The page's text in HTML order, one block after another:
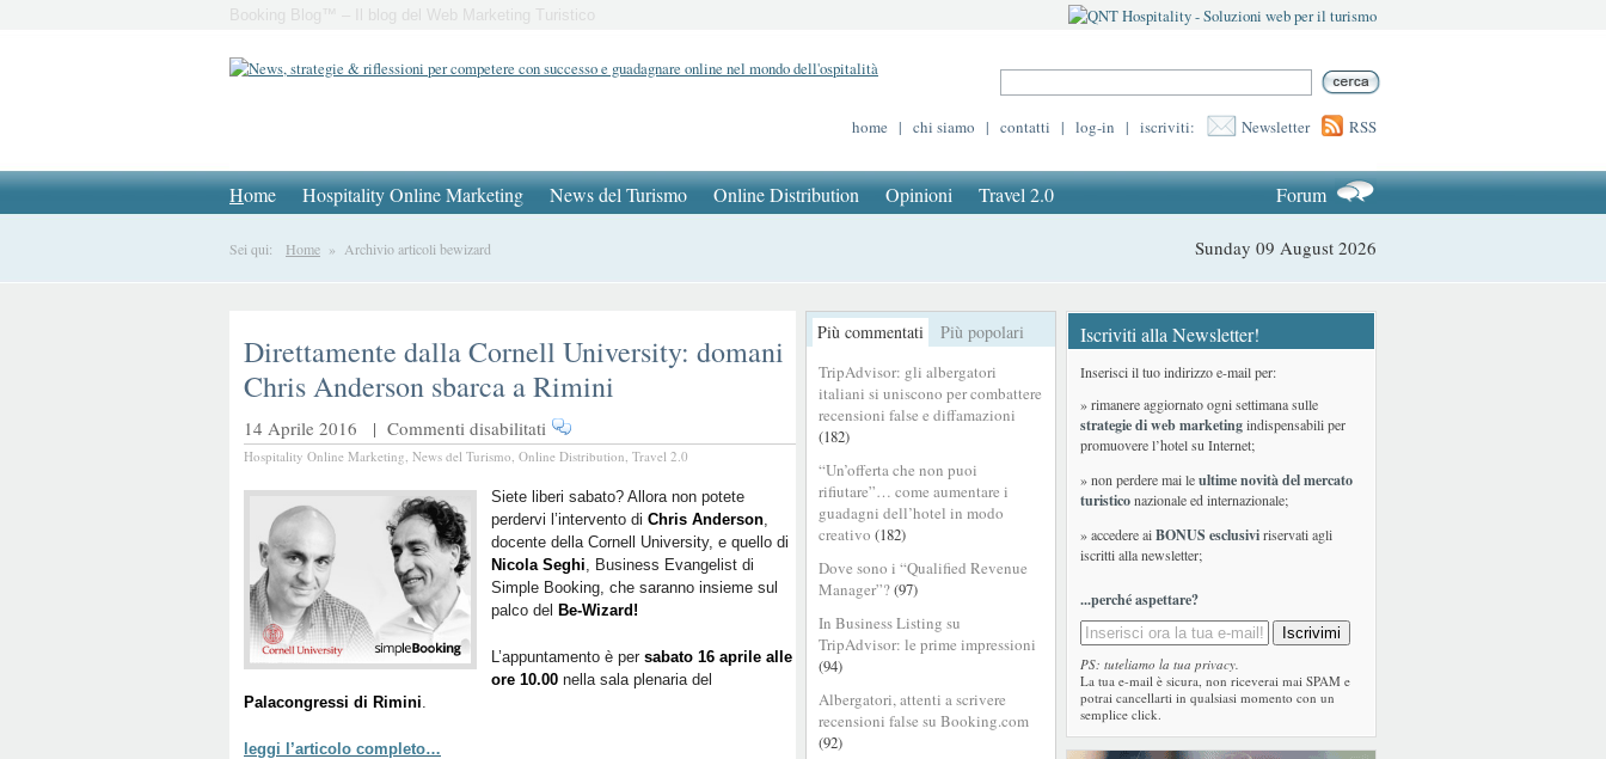
Booking Blog™ – Il blog del Web Marketing Turistico
home | chi siamo | contatti | log-in | iscriviti: Newsletter RSS
Home Hospitality Online Marketing News del Turismo Online Distribution Opinioni Travel 2.0 Forum
Sei qui: Home » Archivio articoli bewizard Sunday 09 August 2026
Più commentati Più popolari
TripAdvisor: gli albergatori
italiani si uniscono per combattere
recensioni false e diffamazioni
(182)
“Un’offerta che non puoi
rifiutare”… come aumentare i
guadagni dell’hotel in modo
creativo (182)
Dove sono i “Qualified Revenue
Manager”?(97)
In Business Listing su
TripAdvisor: le prime impressioni
(94)
Albergatori, attenti a scrivere
recensioni false su Booking.com
(92)
Direttamente dalla Cornell University: domani
Chris Anderson sbarca a Rimini
14 Aprile 2016 | Commenti disabilitati su
Direttamente
Cornell
University:
domani
Chris
Anderson
sbarca
Rimini
Hospitality Online Marketing, News del Turismo, Online Distribution, Travel 2.0
Siete liberi sabato? Allora non potete
perdervi l’intervento di Chris Anderson,
docente della Cornell University, e quello di
Nicola Seghi, Business Evangelist di
Simple Booking, che saranno insieme sul
palco del Be-Wizard!
L’appuntamento è per sabato 16 aprile alle
ore 10.00 nella sala plenaria del
Palacongressi di Rimini.
leggi l’articolo completo…
Iscriviti alla Newsletter!
Inserisci il tuo indirizzo e-mail per:
» rimanere aggiornato ogni settimana sulle
strategie di web marketingindispensabili per
promuovere l’hotel su Internet;
» non perdere mai leultime novità del mercato
turisticonazionale ed internazionale;
» accedere aiBONUS esclusiviriservati agli
iscritti alla newsletter;
...perché aspettare?
PS: tuteliamo la tua privacy.
La tua e-mail è sicura, non riceverai mai SPAM e
potrai cancellarti in qualsiasi momento con un
semplice click.